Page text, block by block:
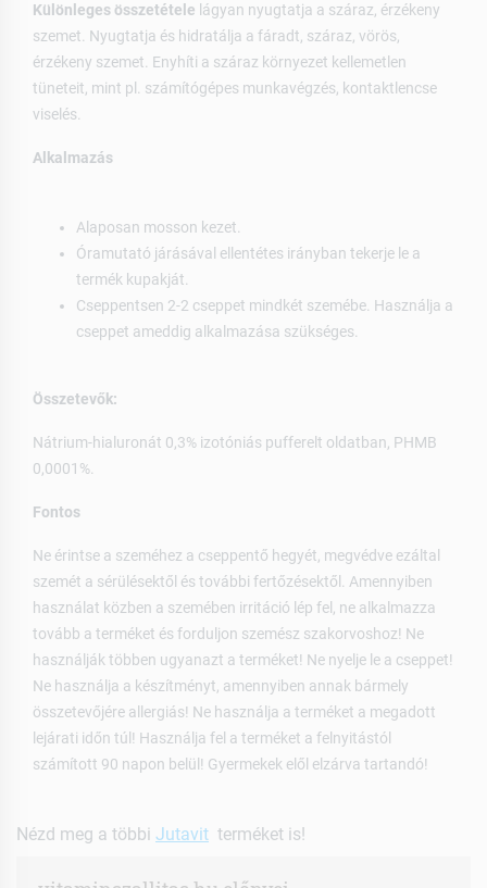
Különleges összetétele lágyan nyugtatja a száraz, érzékeny
szemet. Nyugtatja és hidratálja a fáradt, száraz, vörös,
érzékeny szemet. Enyhíti a száraz környezet kellemetlen
tüneteit, mint pl. számítógépes munkavégzés, kontaktlencse
viselés.
Alkalmazás
Alaposan mosson kezet.
Óramutató járásával ellentétes irányban tekerje le a
termék kupakját.
Cseppentsen 2-2 cseppet mindkét szemébe. Használja a
cseppet ameddig alkalmazása szükséges.
Összetevők:
Nátrium-hialuronát 0,3% izotóniás pufferelt oldatban, PHMB
0,0001%.
Fontos
Ne érintse a szeméhez a cseppentő hegyét, megvédve ezáltal
szemét a sérülésektől és további fertőzésektől. Amennyiben
használat közben a szemében irritáció lép fel, ne alkalmazza
tovább a terméket és forduljon szemész szakorvoshoz! Ne
használják többen ugyanazt a terméket! Ne nyelje le a cseppet!
Ne használja a készítményt, amennyiben annak bármely
összetevőjére allergiás! Ne használja a terméket a megadott
lejárati időn túl! Használja fel a terméket a felnyitástól
számított 90 napon belül! Gyermekek elől elzárva tartandó!
Nézd meg a többi Jutavit terméket is!